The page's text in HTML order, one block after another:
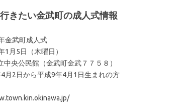
きたい金武町の成人式情報
金武町成人式
1月5日（木曜日）
中央公民館（金武町金武７７５８）
月2日から平成9年4月1日生まれの方